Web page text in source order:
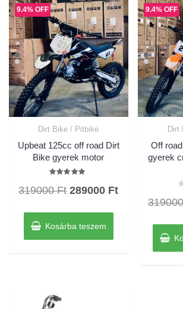
9.4% OFF
Dirt Bike / Pitbike
Upbeat 125cc off road Dirt
Bike gyerek motor
5.00
319000Ft Original
was:
319000 Ft.
289000 FtCurrent
289000 Ft.
Kosárba teszem
9.4% OFF
Dirt
Off
gyerek
0